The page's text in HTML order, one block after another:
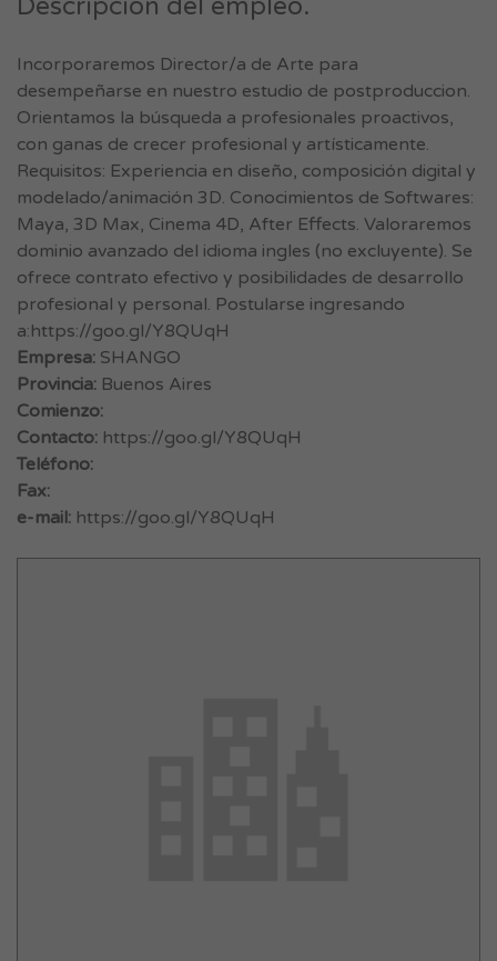
Descripción del empleo.
Incorporaremos Director/a de Arte para
desempeñarse en nuestro estudio de postproduccion.
Orientamos la búsqueda a profesionales proactivos,
con ganas de crecer profesional y artísticamente.
Requisitos: Experiencia en diseño, composición digital y
modelado/animación 3D. Conocimientos de Softwares:
Maya, 3D Max, Cinema 4D, After Effects. Valoraremos
dominio avanzado del idioma ingles (no excluyente). Se
ofrece contrato efectivo y posibilidades de desarrollo
profesional y personal. Postularse ingresando
a:https://goo.gl/Y8QUqH
Empresa: SHANGO
Provincia: Buenos Aires
Comienzo:
Contacto: https://goo.gl/Y8QUqH
Teléfono:
Fax:
e-mail: https://goo.gl/Y8QUqH